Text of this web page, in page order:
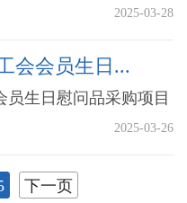
2025-03-28
会会员生日...
生日慰问品采购项目
2025-03-26
下一页